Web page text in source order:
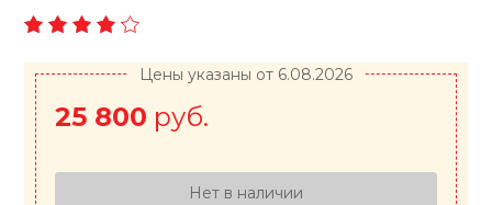
Цены указаны от 6.08.2026
25 800 руб.
Нет в наличии